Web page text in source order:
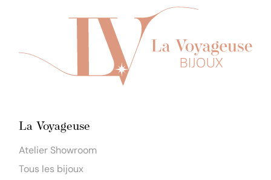
La Voyageuse
Atelier Showroom
Tous les bijoux